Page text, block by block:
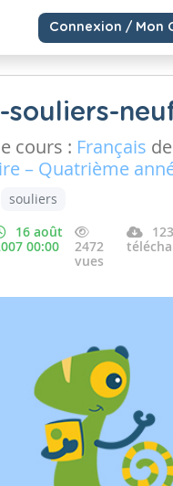
Connexion / Mon
souliers-
cours : Français
– Quatrième
souliers
16 août
00:00
2472
vues